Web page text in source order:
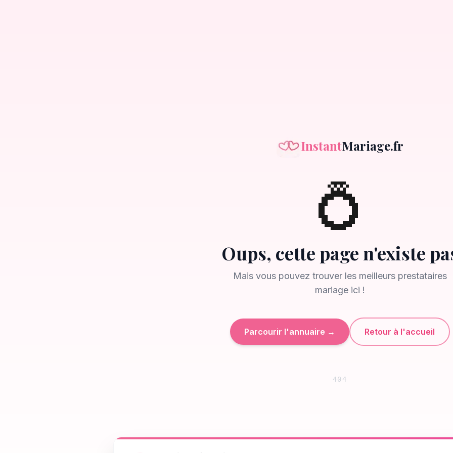
InstantMariage.fr
💍
Oups, cette page n'existe
Mais vous pouvez trouver les meilleurs prestataires
mariage ici !
Parcourir l'annuaire → Retour à l'accueil
404